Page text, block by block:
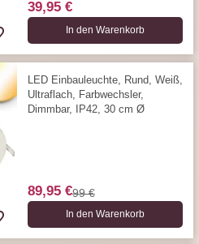
39,95 €
In den Warenkorb
LED Einbauleuchte, Rund, Weiß,
Ultraflach, Farbwechsler,
Dimmbar, IP42, 30 cm Ø
89,95 €99 €
In den Warenkorb